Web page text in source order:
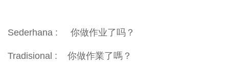
Sederhana : 你做作业了吗？
Tradisional : 你做作業了嗎？